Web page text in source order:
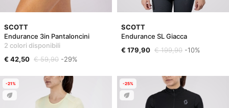
SCOTT
Endurance 3in Pantaloncini
2 colori disponibili
€ 42,50 € 59,90 -29%
SCOTT
Endurance SL Giacca
€ 179,90 € 199,90 -10%
-21% -25%